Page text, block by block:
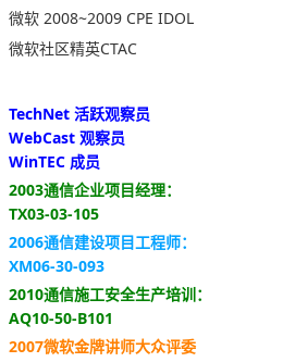
微软 2008~2009 CPE IDOL
微软社区精英CTAC
TechNet 活跃观察员
WebCast 观察员
WinTEC 成员
2003通信企业项目经理：
TX03-03-105
2006通信建设项目工程师：
XM06-30-093
2010通信施工安全生产培训：
AQ10-50-B101
2007微软金牌讲师大众评委